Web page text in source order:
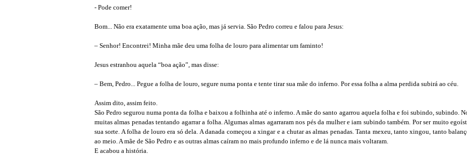
- Pode comer!
Bom... Não era exatamente uma boa ação, mas já servia. São Pedro correu e falou para Jesus:
– Senhor! Encontrei! Minha mãe deu uma folha de louro para alimentar um faminto!
Jesus estranhou aquela “boa ação”, mas disse:
– Bem, Pedro... Pegue a folha de louro, segure numa ponta e tente tirar sua mãe do inferno. Por essa folha a alma perdida subirá ao céu.
Assim dito, assim feito.
São Pedro segurou numa ponta da folha e baixou a folhinha até o inferno. A mãe do santo agarrou aquela folha e foi subindo, subindo.
muitas almas penadas tentando agarrar a folha. Algumas almas agarraram nos pés da mulher e iam subindo também. Por ser muito
sua sorte. A folha de louro era só dela. A danada começou a xingar e a chutar as almas penadas. Tanta mexeu, tanto xingou, tanto
ao meio. A mãe de São Pedro e as outras almas caíram no mais profundo inferno e de lá nunca mais voltaram.
E acabou a história.